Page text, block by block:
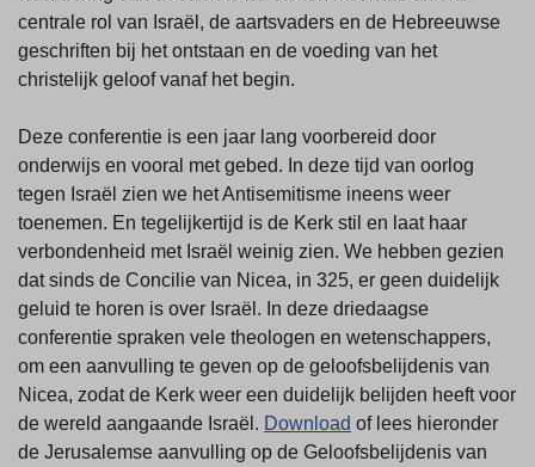
centrale rol van Israël, de aartsvaders en de Hebreeuwse
geschriften bij het ontstaan en de voeding van het
christelijk geloof vanaf het begin.
Deze conferentie is een jaar lang voorbereid door
onderwijs en vooral met gebed. In deze tijd van oorlog
tegen Israël zien we het Antisemitisme ineens weer
toenemen. En tegelijkertijd is de Kerk stil en laat haar
verbondenheid met Israël weinig zien. We hebben gezien
dat sinds de Concilie van Nicea, in 325, er geen duidelijk
geluid te horen is over Israël. In deze driedaagse
conferentie spraken vele theologen en wetenschappers,
om een aanvulling te geven op de geloofsbelijdenis van
Nicea, zodat de Kerk weer een duidelijk belijden heeft voor
de wereld aangaande Israël. Download of lees hieronder
de Jerusalemse aanvulling op de Geloofsbelijdenis van